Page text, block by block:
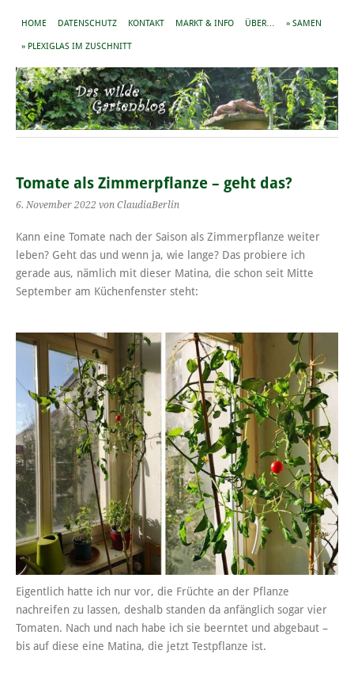
HOME DATENSCHUTZ KONTAKT MARKT & INFO ÜBER… » SAMEN
» PLEXIGLAS IM ZUSCHNITT
Tomate als Zimmerpflanze – geht das?
6. November 2022 von ClaudiaBerlin
Kann eine Tomate nach der Saison als Zimmerpflanze weiter
leben? Geht das und wenn ja, wie lange? Das probiere ich
gerade aus, nämlich mit dieser Matina, die schon seit Mitte
September am Küchenfenster steht:
Eigentlich hatte ich nur vor, die Früchte an der Pflanze
nachreifen zu lassen, deshalb standen da anfänglich sogar vier
Tomaten. Nach und nach habe ich sie beerntet und abgebaut –
bis auf diese eine Matina, die jetzt Testpflanze ist.